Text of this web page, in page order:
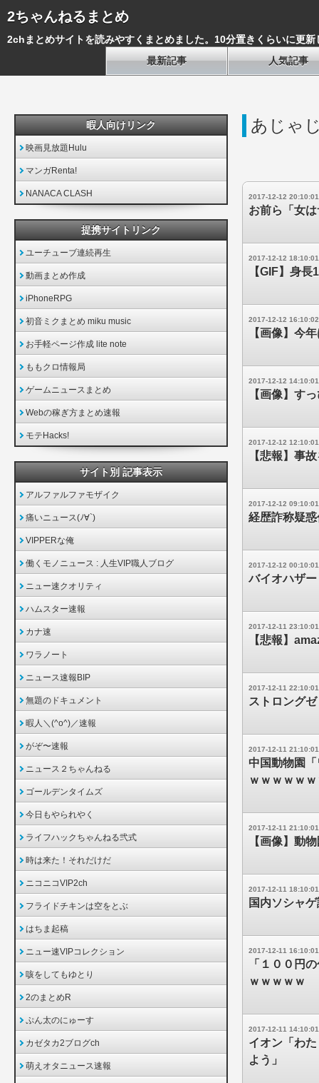
2ちゃんねるまとめ
2chまとめサイトを読みやすくまとめました。10分置きくらいに更新
最新記事
人気記事
あじゃ
2017-12-12 20:10:01
お前ら「女
2017-12-12 18:10:01
【GIF】身
2017-12-12 16:10:02
【画像】今
2017-12-12 14:10:01
【画像】す
2017-12-12 12:10:01
【悲報】事
2017-12-12 09:10:01
経歴詐称疑
2017-12-12 00:10:01
バイオハザ
2017-12-11 23:10:01
【悲報】
2017-12-11 22:10:01
ストロング
2017-12-11 21:10:01
中国動物園
ｗｗｗｗｗｗ
2017-12-11 21:10:01
【画像】動
2017-12-11 18:10:01
国内ソシャ
2017-12-11 16:10:01
「１００円
ｗｗｗｗｗ
2017-12-11 14:10:01
イオン「わ
よう」
暇人向けリンク
映画見放題Hulu
マンガRenta!
NANACA CLASH
提携サイトリンク
ユーチューブ連続再生
動画まとめ作成
iPhoneRPG
初音ミクまとめ miku music
お手軽ページ作成 lite note
ももクロ情報局
ゲームニュースまとめ
Webの稼ぎ方まとめ速報
モテHacks!
サイト別 記事表示
アルファルファモザイク
痛いニュース(ﾉ∀`)
VIPPERな俺
働くモノニュース : 人生VIP職人ブログ
ニュー速クオリティ
ハムスター速報
カナ速
ワラノート
ニュース速報BIP
無題のドキュメント
暇人＼(^o^)／速報
がぞ〜速報
ニュース２ちゃんねる
ゴールデンタイムズ
今日もやられやく
ライフハックちゃんねる弐式
時は来た！それだけだ
ニコニコVIP2ch
フライドチキンは空をとぶ
はちま起稿
ニュー速VIPコレクション
咳をしてもゆとり
2のまとめR
ぷん太のにゅーす
カゼタカ2ブログch
萌えオタニュース速報